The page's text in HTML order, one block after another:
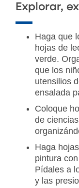
Explorar,
Haga que
hojas de
verde.
que los
utensilios
ensalada
Coloque
de
Haga
pintura
Pídales a
y las